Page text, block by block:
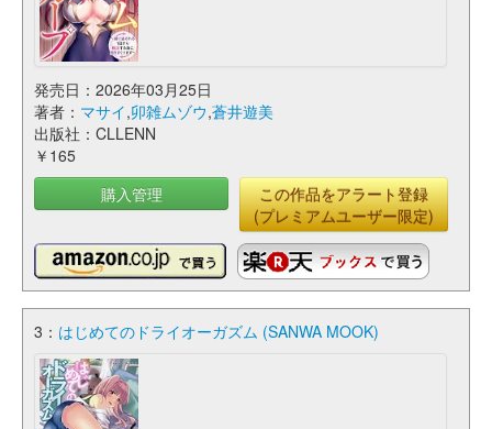
発売日：2026年03月25日
著者： マサイ,卯雑ムゾウ,蒼井遊美
出版社：CLLENN
￥165
購入管理
この作品をアラート登録
(プレミアムユーザー限定)
3： はじめてのドライオーガズム (SANWA MOOK)